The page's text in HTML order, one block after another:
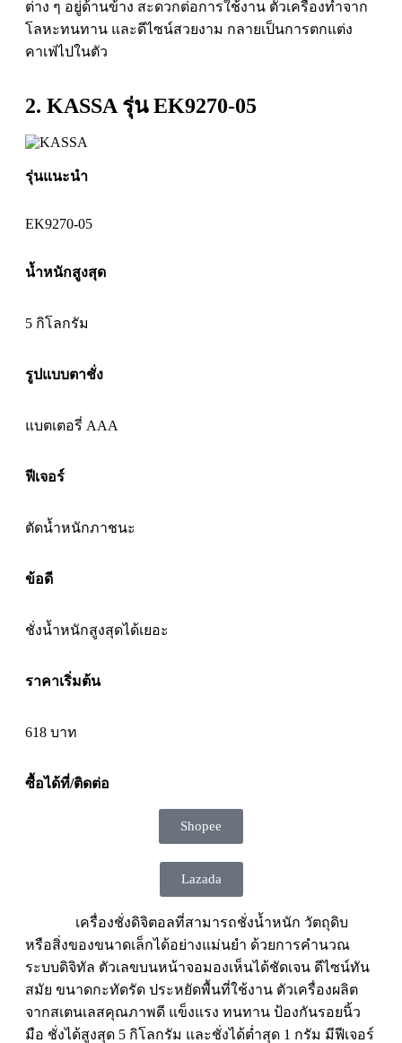
ต่าง ๆ อยู่ด้านข้าง สะดวกต่อการใช้งาน ตัวเครื่องทำจาก
โลหะทนทาน และดีไซน์สวยงาม กลายเป็นการตกแต่ง
คาเฟ่ไปในตัว
2. KASSA รุ่น EK9270-05
รุ่นแนะนำ
EK9270-05
น้ำหนักสูงสุด
5 กิโลกรัม
รูปแบบตาชั่ง
แบตเตอรี่ AAA
ฟีเจอร์
ตัดน้ำหนักภาชนะ
ข้อดี
ชั่งน้ำหนักสูงสุดได้เยอะ
ราคาเริ่มต้น
618 บาท
ซื้อได้ที่/ติดต่อ
Shopee
Lazada
เครื่องชั่งดิจิตอลที่สามารถชั่งน้ำหนัก วัตถุดิบ
หรือสิ่งของขนาดเล็กได้อย่างแม่นยำ ด้วยการคำนวณ
ระบบดิจิทัล ตัวเลขบนหน้าจอมองเห็นได้ชัดเจน ดีไซน์ทัน
สมัย ขนาดกะทัดรัด ประหยัดพื้นที่ใช้งาน ตัวเครื่องผลิต
จากสเตนเลสคุณภาพดี แข็งแรง ทนทาน ป้องกันรอยนิ้ว
มือ ชั่งได้สูงสุด 5 กิโลกรัม และชั่งได้ต่ำสุด 1 กรัม มีฟีเจอร์